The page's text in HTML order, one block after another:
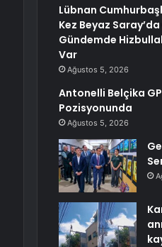
Lübnan
Kez Beyaz
Gündemde
Var
Ağustos 5, 2026
Antonelli Belçika
Pozisyonunda
Ağustos 5, 2026